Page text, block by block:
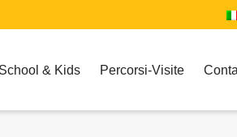
School & Kids Percorsi-Visite